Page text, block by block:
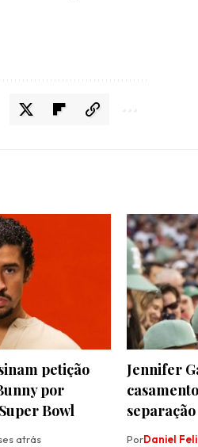
petição
por
Bowl
atrás
Jennifer
separação
PorDaniel